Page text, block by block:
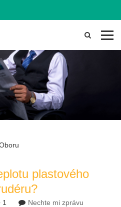
plastového
1 Nechte mi zprávu